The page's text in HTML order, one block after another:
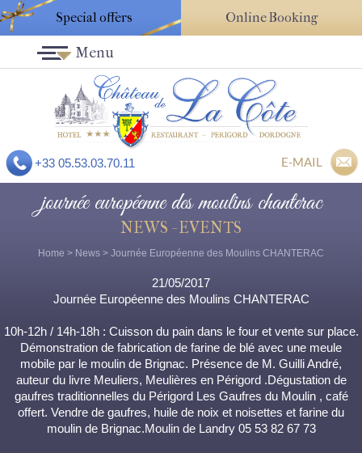
Special offers Online Booking
+33 05.53.03.70.11 E-MAIL
Menu
journée européenne des moulins chanterac
NEWS - EVENTS
Home > News > Journée Européenne des Moulins CHANTERAC
21/05/2017
Journée Européenne des Moulins CHANTERAC
10h-12h / 14h-18h : Cuisson du pain dans le four et vente sur place.
Démonstration de fabrication de farine de blé avec une meule
mobile par le moulin de Brignac. Présence de M. Guilli André,
auteur du livre Meuliers, Meulières en Périgord .Dégustation de
gaufres traditionnelles du Périgord Les Gaufres du Moulin , café
offert. Vendre de gaufres, huile de noix et noisettes et farine du
moulin de Brignac.Moulin de Landry 05 53 82 67 73